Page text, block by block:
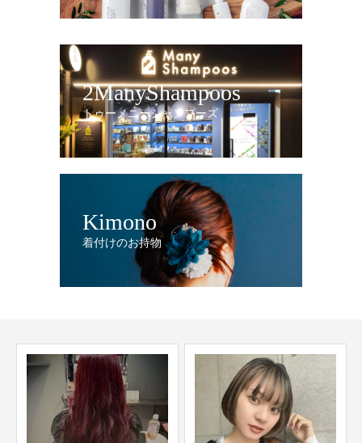
2ManyShampoos
トゥーメニーシャンプーズ
Kimono
着付けのお持物